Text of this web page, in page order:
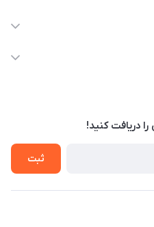
دریافت کنید!
ثبت